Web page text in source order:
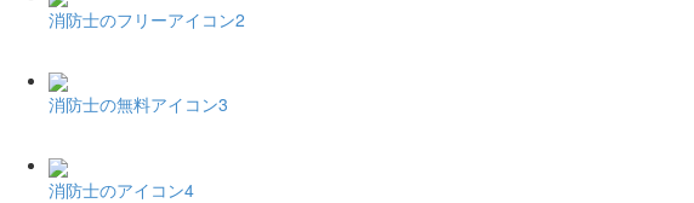
消防士のフリーアイコン2
消防士の無料アイコン3
消防士のアイコン4